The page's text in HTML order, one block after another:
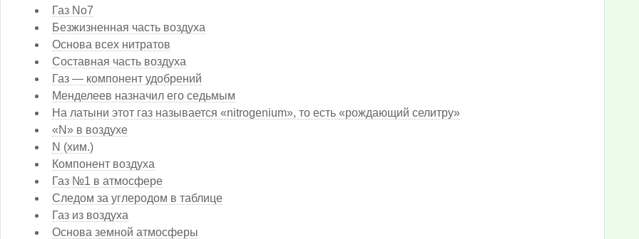
Газ No7
Безжизненная часть воздуха
Основа всех нитратов
Составная часть воздуха
Газ — компонент удобрений
Менделеев назначил его седьмым
На латыни этот газ называется «nitrogenium», то есть «рождающий селитру»
«N» в воздухе
N (хим.)
Компонент воздуха
Газ №1 в атмосфере
Следом за углеродом в таблице
Газ из воздуха
Основа земной атмосферы